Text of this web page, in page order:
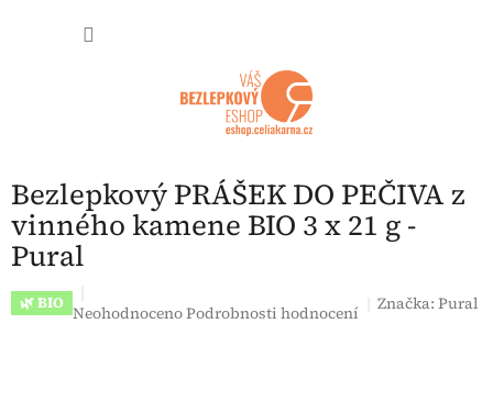
Bezlepkový PRÁŠEK DO PEČIVA z
vinného kamene BIO 3 x 21 g -
Pural
🌿 BIO Průměrné hodnocení produktu je 0,0 z 5 hvězdiček.
NeohodnocenoPodrobnosti hodnocení Značka:Pural